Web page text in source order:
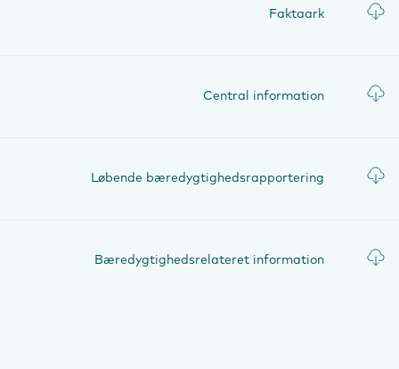
Faktaark
Central information
Løbende bæredygtighedsrapportering
Bæredygtighedsrelateret information